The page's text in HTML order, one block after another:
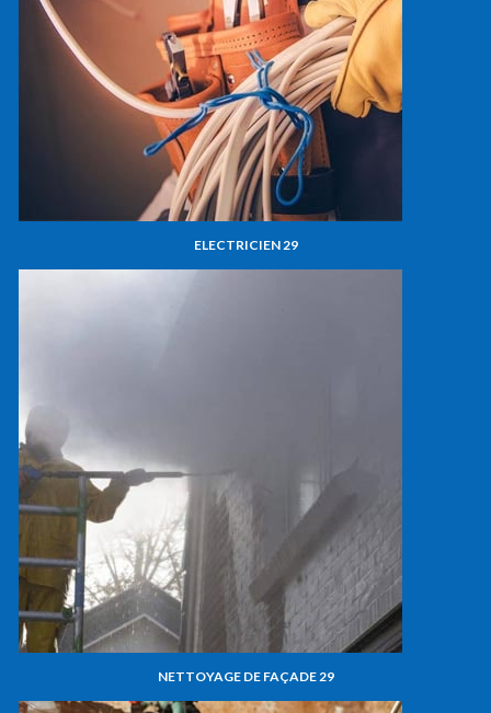
ELECTRICIEN 29
NETTOYAGE DE FAÇADE 29